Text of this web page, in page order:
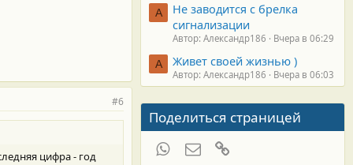
#6
цифра - год
А
Не заводится с брелка
сигнализации
Автор: Александр186 Вчера в 06:29
А Живет своей жизнью )
Автор: Александр186 Вчера в 06:03
Поделиться страницей
WhatsAppЭлектронная почта